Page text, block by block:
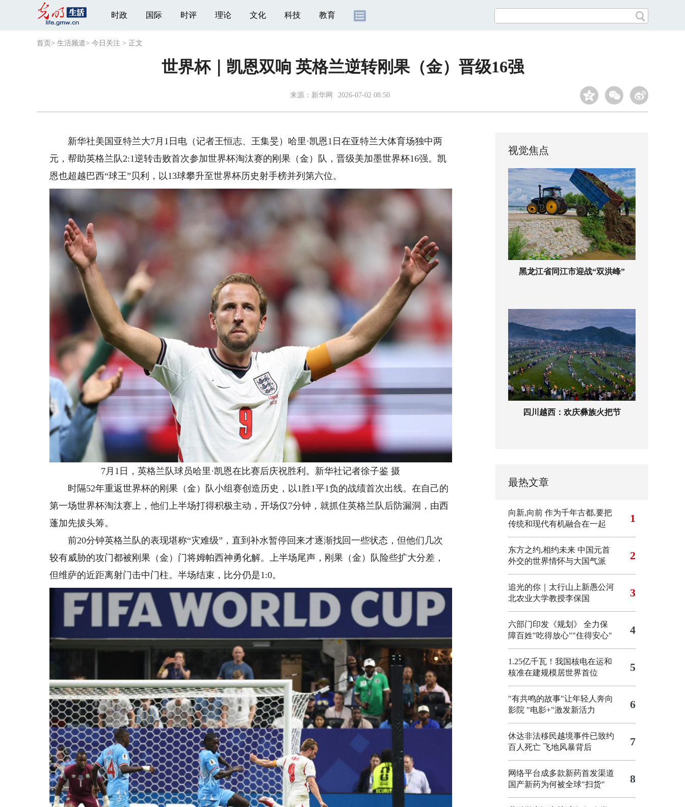
时政 国际 时评 理论 文化 科技 教育
首页 > 生活频道> 今日关注 > 正文
世界杯｜凯恩双响 英格兰逆转刚果（金）晋级16强
来源： 新华网 2026-07-02 08:50
新华社美国亚特兰大7月1日电（记者王恒志、王集旻）哈里·凯恩1日在亚特兰大体育场独中两
元，帮助英格兰队2:1逆转击败首次参加世界杯淘汰赛的刚果（金）队，晋级美加墨世界杯16强。凯
恩也超越巴西“球王”贝利，以13球攀升至世界杯历史射手榜并列第六位。
7月1日，英格兰队球员哈里·凯恩在比赛后庆祝胜利。新华社记者徐子鉴 摄
时隔52年重返世界杯的刚果（金）队小组赛创造历史，以1胜1平1负的战绩首次出线。在自己的
第一场世界杯淘汰赛上，他们上半场打得积极主动，开场仅7分钟，就抓住英格兰队后防漏洞，由西
蓬加先拔头筹。
前20分钟英格兰队的表现堪称“灾难级”，直到补水暂停回来才逐渐找回一些状态，但他们几次
较有威胁的攻门都被刚果（金）门将姆帕西神勇化解。上半场尾声，刚果（金）队险些扩大分差，
但维萨的近距离射门击中门柱。半场结束，比分仍是1:0。
视觉焦点
黑龙江省同江市迎战“双洪峰”
四川越西：欢庆彝族火把节
最热文章
向新,向前 作为千年古都,要把
传统和现代有机融合在一起
1
东方之约,相约未来 中国元首
外交的世界情怀与大国气派
2
追光的你｜太行山上新愚公河
北农业大学教授李保国
3
六部门印发《规划》 全力保
障百姓"吃得放心""住得安心"
4
1.25亿千瓦！我国核电在运和
核准在建规模居世界首位
5
"有共鸣的故事"让年轻人奔向
影院 "电影+"激发新活力 6
休达非法移民越境事件已致约
百人死亡 飞地风暴背后 7
网络平台成多款新药首发渠道
国产新药为何被全球"扫货"
8